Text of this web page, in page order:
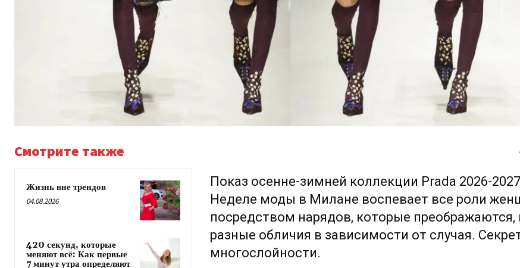
Смотрите также
Жизнь вне трендов
04.08.2026
420 секунд, которые
меняют всё: Как первые
7 минут утра определяют
Показ осенне-зимней коллекции Prada 2026-
Неделе моды в Милане воспевает все роли
посредством нарядов, которые преображаются,
разные обличия в зависимости от случая.
многослойности.